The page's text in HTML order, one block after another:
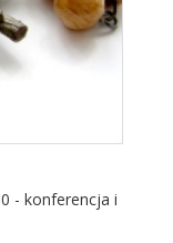
- konferencja i